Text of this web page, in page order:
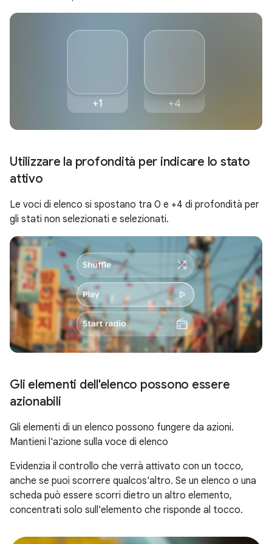
Utilizzare la profondità per indicare lo stato
attivo
Le voci di elenco si spostano tra 0 e +4 di profondità per
gli stati non selezionati e selezionati.
Gli elementi dell'elenco possono essere
azionabili
Gli elementi di un elenco possono fungere da azioni.
Mantieni l'azione sulla voce di elenco
Evidenzia il controllo che verrà attivato con un tocco,
anche se puoi scorrere qualcos'altro. Se un elenco o una
scheda può essere scorri dietro un altro elemento,
concentrati solo sull'elemento che risponde al tocco.